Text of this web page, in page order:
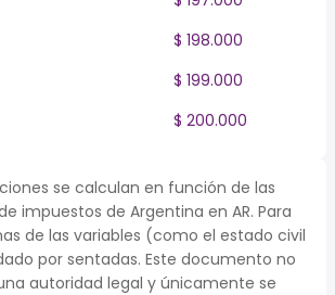
$ 198.000
$ 199.000
$ 200.000
se calculan en función de las
impuestos de Argentina en AR. Para
de las variables (como el estado civil
por sentadas. Este documento no
autoridad legal y únicamente se